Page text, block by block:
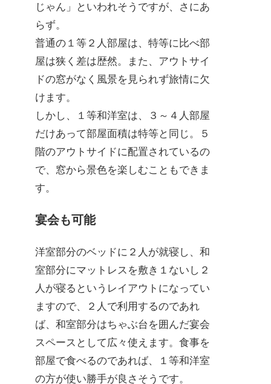
じゃん」といわれそうですが、さにあ
らず。
普通の１等２人部屋は、特等に比べ部
屋は狭く差は歴然。また、アウトサイ
ドの窓がなく風景を見られず旅情に欠
けます。
しかし、１等和洋室は、３～４人部屋
だけあって部屋面積は特等と同じ。５
階のアウトサイドに配置されているの
で、窓から景色を楽しむこともできま
す。
宴会も可能
洋室部分のベッドに２人が就寝し、和
室部分にマットレスを敷き１ないし２
人が寝るというレイアウトになってい
ますので、２人で利用するのであれ
ば、和室部分はちゃぶ台を囲んだ宴会
スペースとして広々使えます。食事を
部屋で食べるのであれば、１等和洋室
の方が使い勝手が良さそうです。